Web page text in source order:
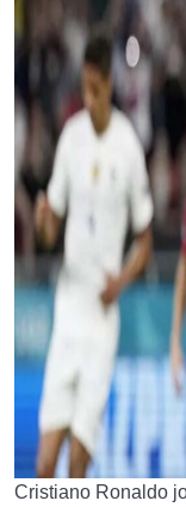
Cristiano Ronaldo